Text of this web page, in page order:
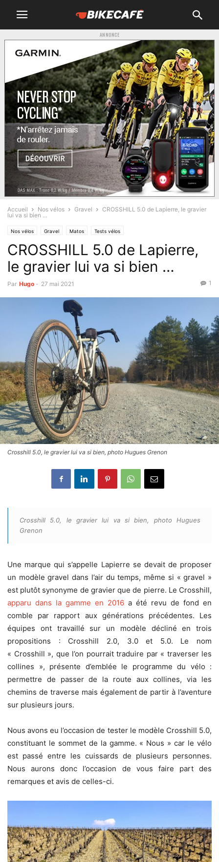
ANNONCE
Accueil Nos vélos Gravel
CROSSHILL 5.0 de Lapierre, le gravier
lui va si bien …
Nos vélos Gravel Matos Tests vélos
CROSSHILL 5.0 de Lapierre,
le gravier lui va si bien …
Par Hugo - 27 mai 2021 1
Crosshill 5.0, le gravier lui va si bien, photo Hugues Grenon
Crosshill 5.0, le gravier lui va si bien, photo Hugues
Grenon
Une marque qui s’appelle Lapierre se devait de proposer
un modèle gravel dans l’air du temps, même si « gravel »
est plutôt synonyme de gravier que de pierre. Le Crosshill,
apparu dans la gamme en 2016 a été revu de fond en
comble par rapport aux générations précédentes. Les
équipes ont travaillé sur un modèle décliné en trois
propositions : Crosshill 2.0, 3.0 et 5.0. Le nom
« Crosshill », que l’on pourrait traduire par « traverser les
collines », présente d’emblée le programme du vélo :
permettre de passer de la route aux collines, via les
chemins de traverse mais également de partir à l’aventure
sur plusieurs jours.
Nous avons eu l’occasion de tester le modèle Crosshill 5.0,
constituant le sommet de la gamme. « Nous » car le vélo
est passé entre les cuissards de plusieurs personnes.
Nous aurons donc l’occasion de vous faire part des
remarques et avis de celles-ci.